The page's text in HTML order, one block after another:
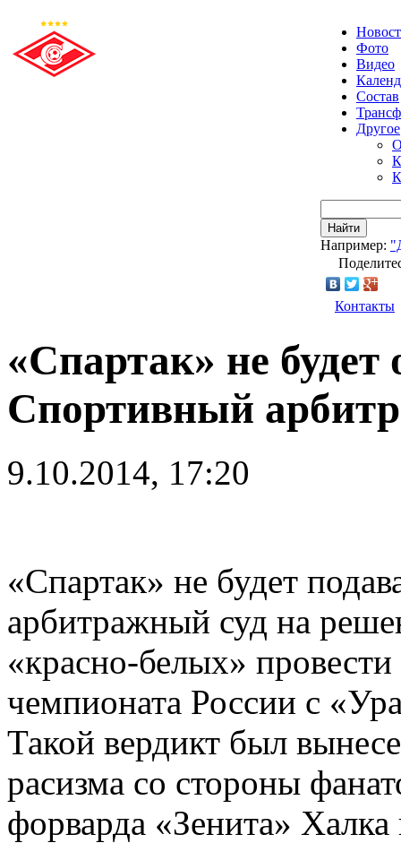
Фото
Видео
Состав
Другое
Найти
Например:
Контакты
«Спартак» не будет
Спортивный
9.10.2014, 17:20
«Спартак» не будет
арбитражный суд на
«красно-белых»
чемпионата России с
Такой вердикт был
расизма со стороны
форварда «Зенита»